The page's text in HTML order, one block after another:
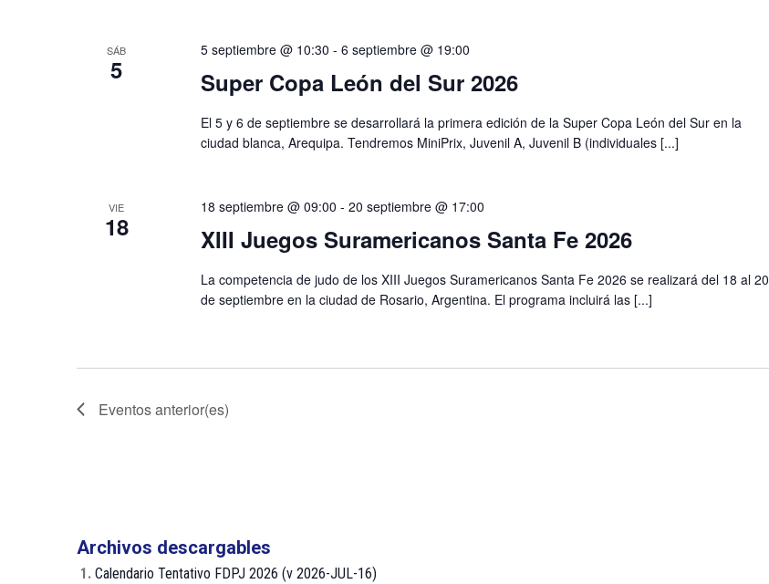
SÁB
5 Super Copa León del Sur 2026
5 septiembre @ 10:30 - 6 septiembre @ 19:00
El 5 y 6 de septiembre se desarrollará la primera edición de la Super Copa León del Sur en la
ciudad blanca, Arequipa. Tendremos MiniPrix, Juvenil A, Juvenil B (individuales [...]
VIE
18 XIII Juegos Suramericanos Santa Fe 2026
18 septiembre @ 09:00 - 20 septiembre @ 17:00
La competencia de judo de los XIII Juegos Suramericanos Santa Fe 2026 se realizará del 18 al 20
de septiembre en la ciudad de Rosario, Argentina. El programa incluirá las [...]
Eventosanterior(es)
Archivos descargables
1. Calendario Tentativo FDPJ 2026 (v 2026-JUL-16)